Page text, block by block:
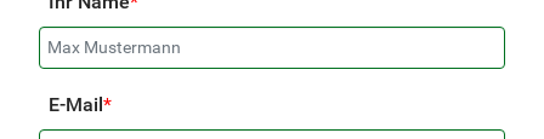
E-Mail*